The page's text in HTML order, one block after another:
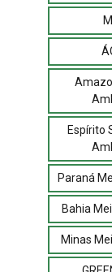
Espírito
Paraná
Bahia
Minas